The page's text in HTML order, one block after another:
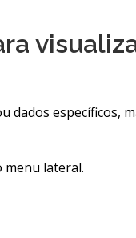
específicos,
menu lateral.